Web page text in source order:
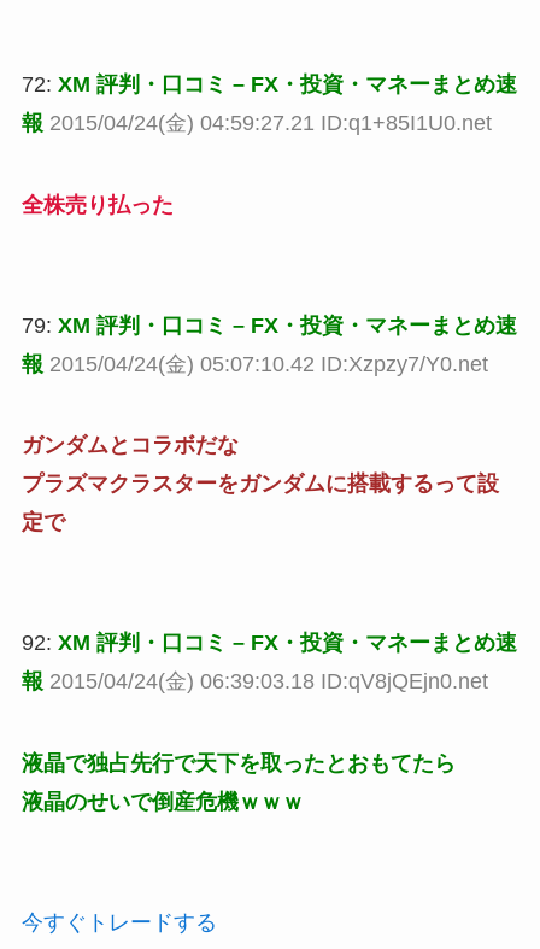
72: XM 評判・口コミ – FX・投資・マネーまとめ速
報 2015/04/24(金) 04:59:27.21 ID:q1+85I1U0.net
全株売り払った
79: XM 評判・口コミ – FX・投資・マネーまとめ速
報 2015/04/24(金) 05:07:10.42 ID:Xzpzy7/Y0.net
ガンダムとコラボだな
プラズマクラスターをガンダムに搭載するって設
定で
92: XM 評判・口コミ – FX・投資・マネーまとめ速
報 2015/04/24(金) 06:39:03.18 ID:qV8jQEjn0.net
液晶で独占先行で天下を取ったとおもてたら
液晶のせいで倒産危機ｗｗｗ
今すぐトレードする